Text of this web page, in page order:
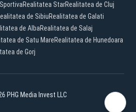
Realitatea StarRealitatea de Cluj
de SibiuRealitatea de Galati
de AlbaRealitatea de Salaj
de Satu MareRealitatea de Hunedoara
de Gorj
PHG Media Invest LLC